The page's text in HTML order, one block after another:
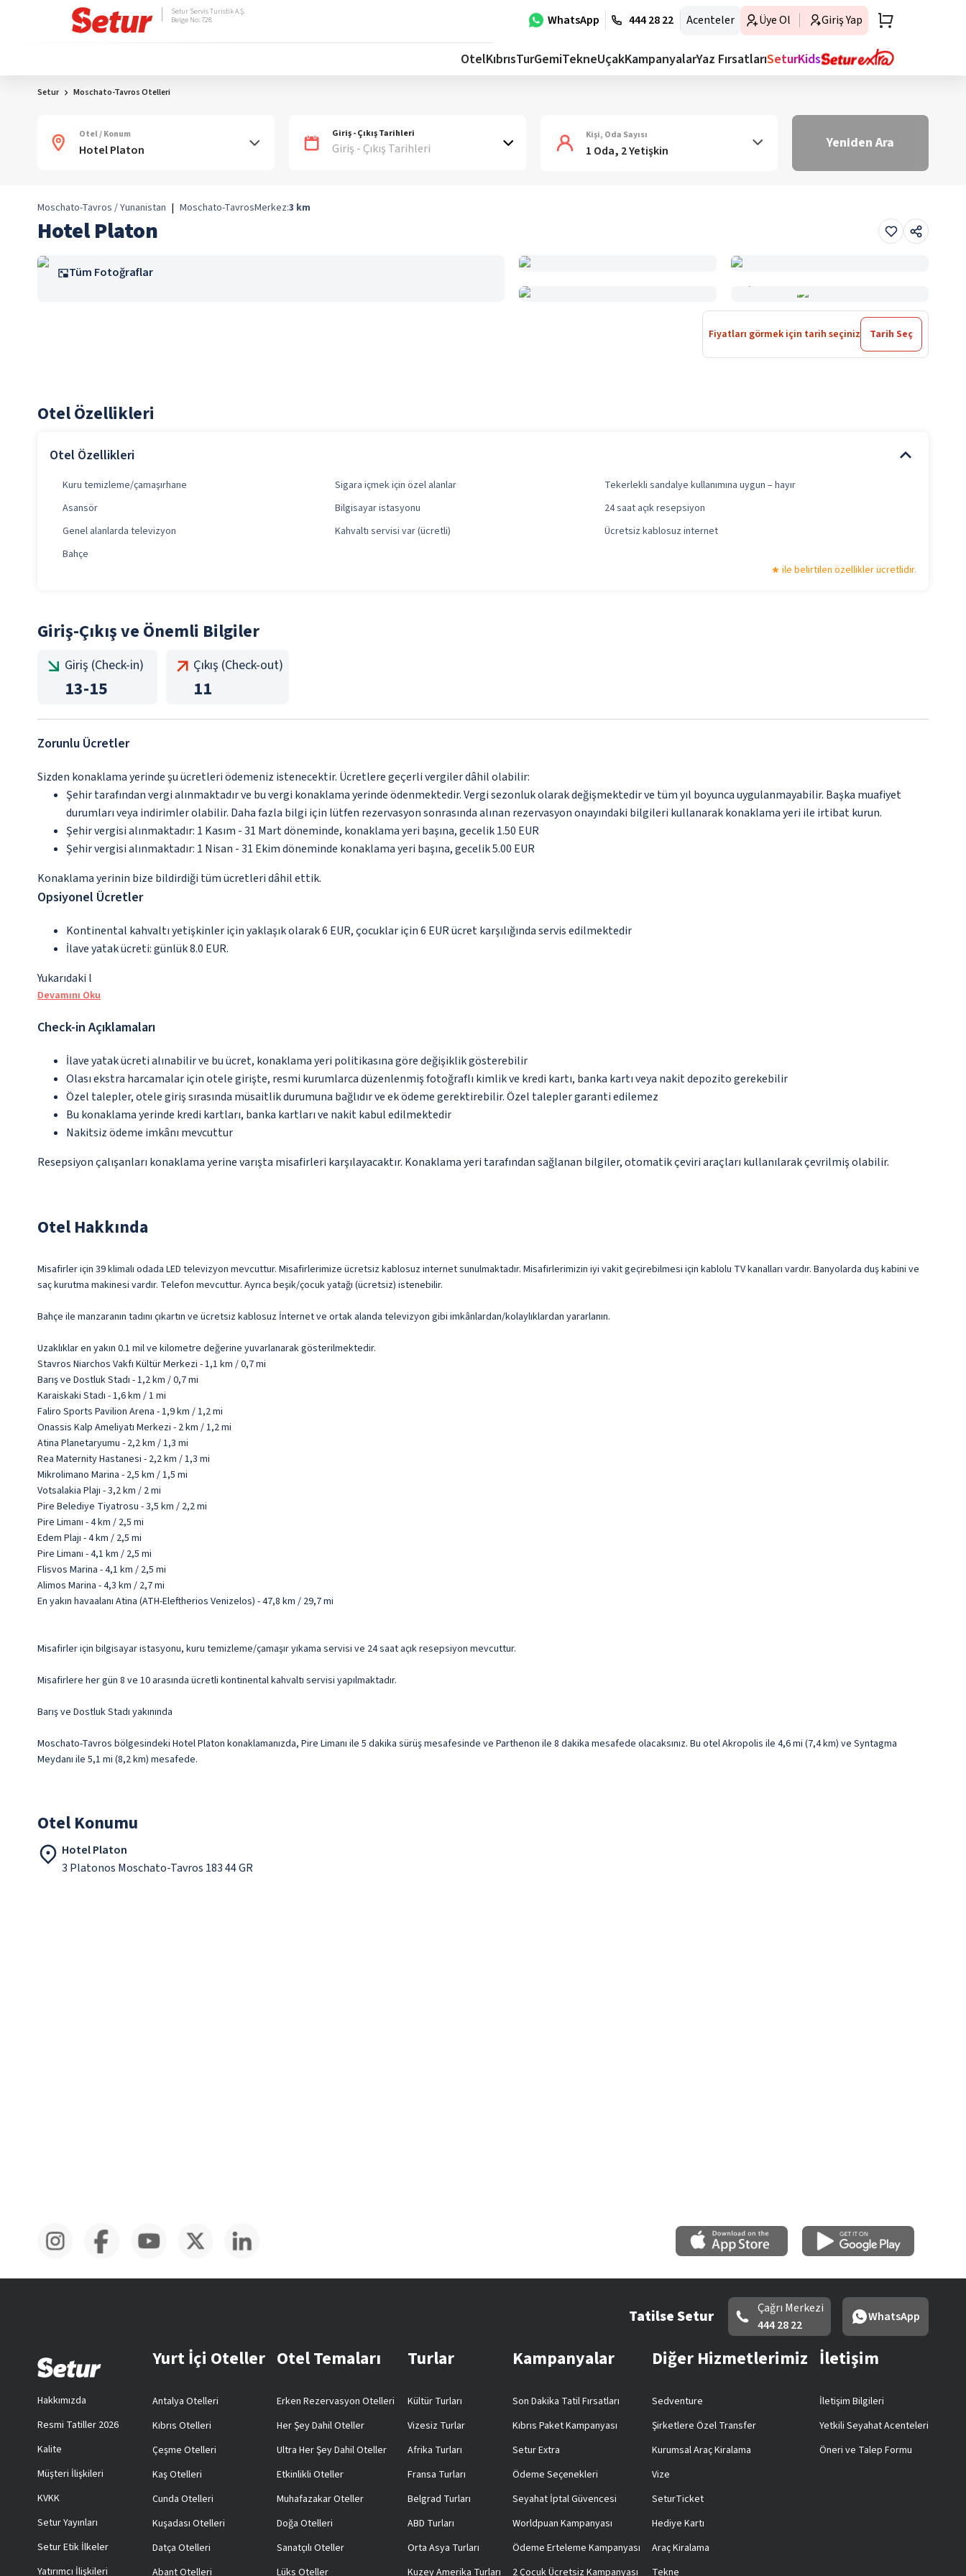
WhatsApp 444 28 22 Acenteler Üye Ol Giriş Yap
Setur Servis Turistik A.Ş.
Belge No: 728
OtelKıbrısTurGemiTekneUçakKampanyalarYaz FırsatlarıSeturKids
Setur Moschato-Tavros Otelleri
Otel / Konum Giriş - Çıkış Tarihleri
Giriş - Çıkış Tarihleri
Kişi, Oda Sayısı
1 Oda, 2 Yetişkin Yeniden Ara
Moschato-Tavros / Yunanistan | Moschato-TavrosMerkez:3 km
Hotel Platon
Tüm Fotoğraflar
Fiyatları görmek için tarih seçiniz Tarih Seç
Otel Özellikleri
Otel Özellikleri
Kuru temizleme/çamaşırhane Sigara içmek için özel alanlar
Tekerlekli sandalye kullanımına uygun – hayır
Asansör
Bilgisayar istasyonu
24 saat açık resepsiyon
Genel alanlarda televizyon
Kahvaltı servisi var (ücretli)
Ücretsiz kablosuz internet
Bahçe
ile belirtilen özellikler ücretlidir.
Giriş-Çıkış ve Önemli Bilgiler
Giriş (Check-in)
13-15
Çıkış (Check-out)
11
Zorunlu Ücretler
Sizden konaklama yerinde şu ücretleri ödemeniz istenecektir. Ücretlere geçerli vergiler dâhil olabilir:
Şehir tarafından vergi alınmaktadır ve bu vergi konaklama yerinde ödenmektedir. Vergi sezonluk olarak değişmektedir ve tüm yıl boyunca uygulanmayabilir. Başka muafiyet
durumları veya indirimler olabilir. Daha fazla bilgi için lütfen rezervasyon sonrasında alınan rezervasyon onayındaki bilgileri kullanarak konaklama yeri ile irtibat kurun.
Şehir vergisi alınmaktadır: 1 Kasım - 31 Mart döneminde, konaklama yeri başına, gecelik 1.50 EUR
Şehir vergisi alınmaktadır: 1 Nisan - 31 Ekim döneminde konaklama yeri başına, gecelik 5.00 EUR
Konaklama yerinin bize bildirdiği tüm ücretleri dâhil ettik.
Opsiyonel Ücretler
Kontinental kahvaltı yetişkinler için yaklaşık olarak 6 EUR, çocuklar için 6 EUR ücret karşılığında servis edilmektedir
İlave yatak ücreti: günlük 8.0 EUR.
Yukarıdaki l
Devamını Oku
Check-in Açıklamaları
İlave yatak ücreti alınabilir ve bu ücret, konaklama yeri politikasına göre değişiklik gösterebilir
Olası ekstra harcamalar için otele girişte, resmi kurumlarca düzenlenmiş fotoğraflı kimlik ve kredi kartı, banka kartı veya nakit depozito gerekebilir
Özel talepler, otele giriş sırasında müsaitlik durumuna bağlıdır ve ek ödeme gerektirebilir. Özel talepler garanti edilemez
Bu konaklama yerinde kredi kartları, banka kartları ve nakit kabul edilmektedir
Nakitsiz ödeme imkânı mevcuttur
Resepsiyon çalışanları konaklama yerine varışta misafirleri karşılayacaktır. Konaklama yeri tarafından sağlanan bilgiler, otomatik çeviri araçları kullanılarak çevrilmiş olabilir.
Otel Hakkında
Misafirler için 39 klimalı odada LED televizyon mevcuttur. Misafirlerimize ücretsiz kablosuz internet sunulmaktadır. Misafirlerimizin iyi vakit geçirebilmesi için kablolu TV kanalları vardır. Banyolarda duş kabini ve
saç kurutma makinesi vardır. Telefon mevcuttur. Ayrıca beşik/çocuk yatağı (ücretsiz) istenebilir.
Bahçe ile manzaranın tadını çıkartın ve ücretsiz kablosuz İnternet ve ortak alanda televizyon gibi imkânlardan/kolaylıklardan yararlanın.
Uzaklıklar en yakın 0.1 mil ve kilometre değerine yuvarlanarak gösterilmektedir.
Stavros Niarchos Vakfı Kültür Merkezi - 1,1 km / 0,7 mi
Barış ve Dostluk Stadı - 1,2 km / 0,7 mi
Karaiskaki Stadı - 1,6 km / 1 mi
Faliro Sports Pavilion Arena - 1,9 km / 1,2 mi
Onassis Kalp Ameliyatı Merkezi - 2 km / 1,2 mi
Atina Planetaryumu - 2,2 km / 1,3 mi
Rea Maternity Hastanesi - 2,2 km / 1,3 mi
Mikrolimano Marina - 2,5 km / 1,5 mi
Votsalakia Plajı - 3,2 km / 2 mi
Pire Belediye Tiyatrosu - 3,5 km / 2,2 mi
Pire Limanı - 4 km / 2,5 mi
Edem Plajı - 4 km / 2,5 mi
Pire Limanı - 4,1 km / 2,5 mi
Flisvos Marina - 4,1 km / 2,5 mi
Alimos Marina - 4,3 km / 2,7 mi
En yakın havaalanı Atina (ATH-Eleftherios Venizelos) - 47,8 km / 29,7 mi
Misafirler için bilgisayar istasyonu, kuru temizleme/çamaşır yıkama servisi ve 24 saat açık resepsiyon mevcuttur.
Misafirlere her gün 8 ve 10 arasında ücretli kontinental kahvaltı servisi yapılmaktadır.
Barış ve Dostluk Stadı yakınında
Moschato-Tavros bölgesindeki Hotel Platon konaklamanızda, Pire Limanı ile 5 dakika sürüş mesafesinde ve Parthenon ile 8 dakika mesafede olacaksınız. Bu otel Akropolis ile 4,6 mi (7,4 km) ve Syntagma
Meydanı ile 5,1 mi (8,2 km) mesafede.
Otel Konumu
Hotel Platon
3 Platonos Moschato-Tavros 183 44 GR
Tatilse Setur
Çağrı Merkezi
444 28 22
WhatsApp
Hakkımızda
Resmi Tatiller 2026
Kalite
Müşteri İlişkileri
KVKK
Setur Yayınları
Setur Etik İlkeler
Yatırımcı İlişkileri
Yurt İçi Oteller
Antalya Otelleri
Kıbrıs Otelleri
Çeşme Otelleri
Kaş Otelleri
Cunda Otelleri
Kuşadası Otelleri
Datça Otelleri
Abant Otelleri
Otel Temaları
Erken Rezervasyon Otelleri
Her Şey Dahil Oteller
Ultra Her Şey Dahil Oteller
Etkinlikli Oteller
Muhafazakar Oteller
Doğa Otelleri
Sanatçılı Oteller
Lüks Oteller
Turlar
Kültür Turları
Vizesiz Turlar
Afrika Turları
Fransa Turları
Belgrad Turları
ABD Turları
Orta Asya Turları
Kuzey Amerika Turları
Kampanyalar
Son Dakika Tatil Fırsatları
Kıbrıs Paket Kampanyası
Setur Extra
Ödeme Seçenekleri
Seyahat İptal Güvencesi
Worldpuan Kampanyası
Ödeme Erteleme Kampanyası
2 Çocuk Ücretsiz Kampanyası
Diğer Hizmetlerimiz
Sedventure
Şirketlere Özel Transfer
Kurumsal Araç Kiralama
Vize
SeturTicket
Hediye Kartı
Araç Kiralama
Tekne
İletişim
İletişim Bilgileri
Yetkili Seyahat Acenteleri
Öneri ve Talep Formu